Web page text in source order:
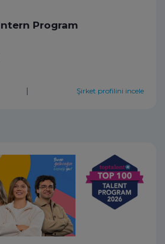
Program
| Şirket profilini incele